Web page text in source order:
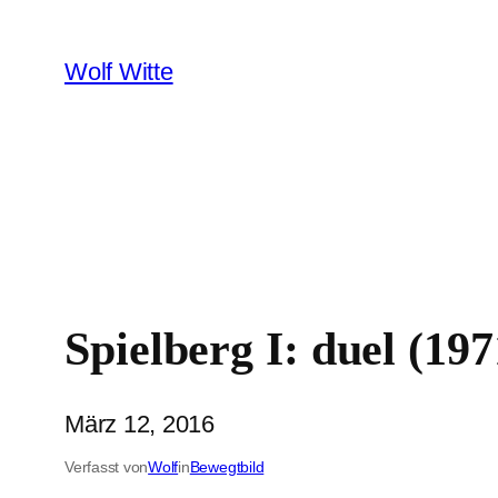
Inhalt
springen
Wolf Witte
Spielberg I: duel
März 12, 2016
Verfasst vonWolfinBewegtbild